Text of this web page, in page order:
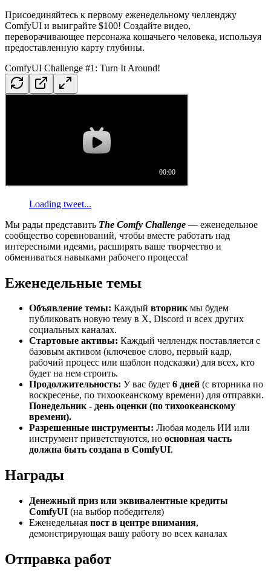
Присоединяйтесь к первому еженедельному челленджу
ComfyUI и выиграйте $100! Создайте видео,
переворачивающее персонажа кошачьего человека, используя
предоставленную карту глубины.
ComfyUI Challenge #1: Turn It Around!
Loading tweet...
Мы рады представить The Comfy Challenge — еженедельное
сообщество соревнований, чтобы вместе работать над
интересными идеями, расширять ваше творчество и
обмениваться навыками рабочего процесса!
Еженедельные темы
Объявление темы: Каждый вторникмы будем
публиковать новую тему в X, Discord и всех других
социальных каналах.
Стартовые активы: Каждый челлендж поставляется с
базовым активом (ключевое слово, первый кадр,
рабочий процесс или шаблон подсказки) для всех, кто
будет на нем строить.
Продолжительность: У вас будет 6 дней (с вторника по
воскресенье, по тихоокеанскому времени) для отправки.
Понедельник - день оценки (по тихоокеанскому
времени).
Разрешенные инструменты: Любая модель ИИ или
инструмент приветствуются, но основная часть
должна быть создана в ComfyUI.
Награды
Денежный приз или эквивалентные кредиты
ComfyUI (на выбор победителя)
Еженедельная пост в центре внимания,
демонстрирующая вашу работу во всех каналах
Отправка работ